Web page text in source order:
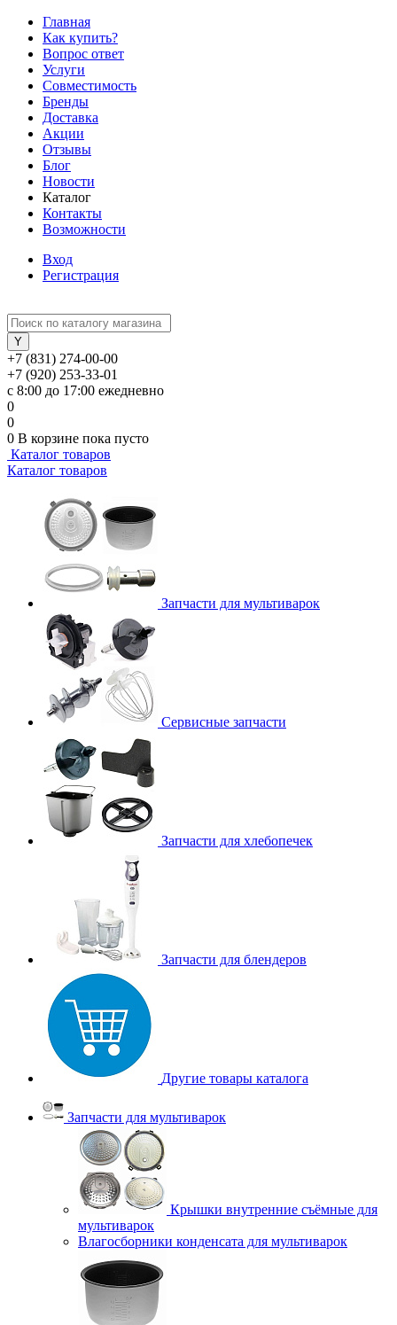
Главная
Как купить?
Вопрос ответ
Услуги
Совместимость
Бренды
Доставка
Акции
Отзывы
Блог
Новости
Каталог
Контакты
Возможности
Вход
Регистрация
+7 (831) 274-00-00
+7 (920) 253-33-01
с 8:00 до 17:00 ежедневно
0
0
0 В корзине пока пусто
Каталог товаров
Каталог товаров
Запчасти для мультиварок
Сервисные запчасти
Запчасти для хлебопечек
Запчасти для блендеров
Другие товары каталога
Запчасти для мультиварок
Крышки внутренние съёмные для
мультиварок
Влагосборники конденсата для мультиварок